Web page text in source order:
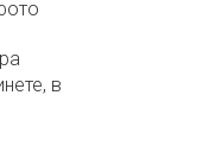
в